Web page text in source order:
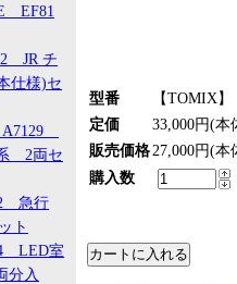
EF81
JR チ
仕様)セ
A7129
2両セ
急行
ト
LED室
分入
型番
【TOMIX
定価
33,000円(本
販売価格27,000円(本
購入数